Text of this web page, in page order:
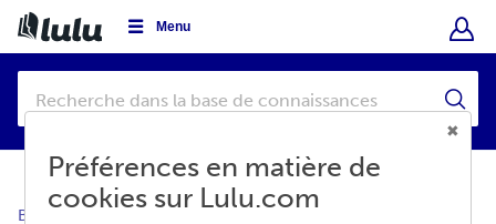
Menu
Base de connaissances
Préférences en matière de
cookies sur Lulu.com